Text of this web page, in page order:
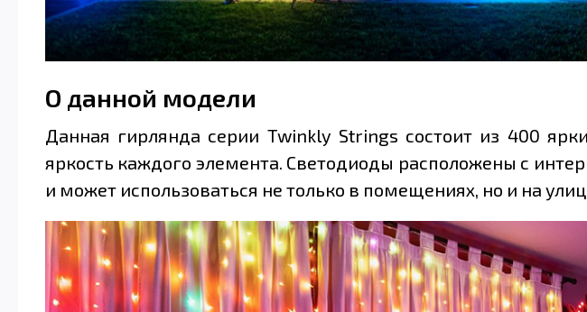
О данной модели
Данная гирлянда серии Twinkly Strings состоит из 400
яркость каждого элемента. Светодиоды расположены с
и может использоваться не только в помещениях, но и на